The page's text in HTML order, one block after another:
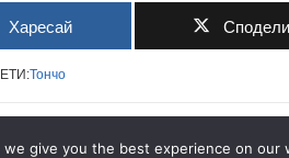
Харесай Сподели
Тончо
give you the best experience on